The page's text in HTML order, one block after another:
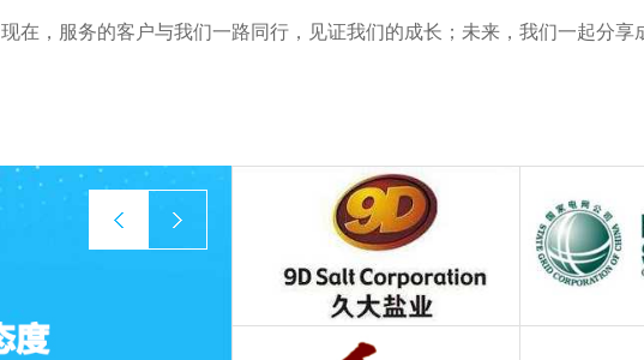
现在，服务的客户与我们一路同行，见证我们的成长；未来，我们一起分享